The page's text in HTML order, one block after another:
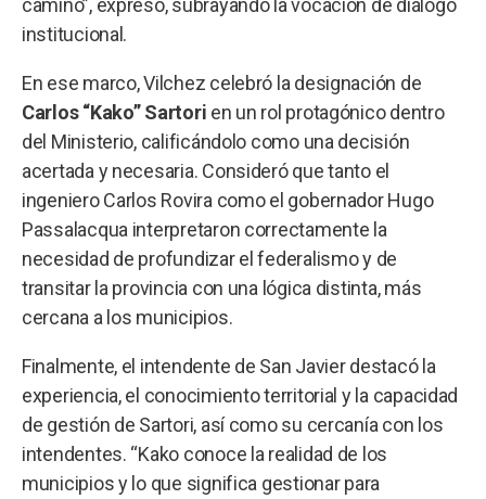
camino”, expresó, subrayando la vocación de diálogo
institucional.
En ese marco, Vilchez celebró la designación de
Carlos “Kako” Sartori en un rol protagónico dentro
del Ministerio, calificándolo como una decisión
acertada y necesaria. Consideró que tanto el
ingeniero Carlos Rovira como el gobernador Hugo
Passalacqua interpretaron correctamente la
necesidad de profundizar el federalismo y de
transitar la provincia con una lógica distinta, más
cercana a los municipios.
Finalmente, el intendente de San Javier destacó la
experiencia, el conocimiento territorial y la capacidad
de gestión de Sartori, así como su cercanía con los
intendentes. “Kako conoce la realidad de los
municipios y lo que significa gestionar para